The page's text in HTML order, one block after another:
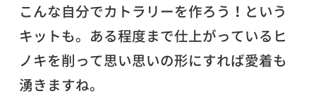
こんな自分でカトラリーを作ろう！という
キットも。ある程度まで仕上がっているヒ
ノキを削って思い思いの形にすれば愛着も
湧きますね。